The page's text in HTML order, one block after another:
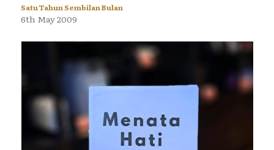
Satu Tahun Sembilan Bulan
6th May 2009